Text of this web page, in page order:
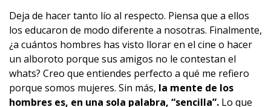
Deja de hacer tanto lío al respecto. Piensa que a ellos
los educaron de modo diferente a nosotras. Finalmente,
¿a cuántos hombres has visto llorar en el cine o hacer
un alboroto porque sus amigos no le contestan el
whats? Creo que entiendes perfecto a qué me refiero
porque somos mujeres. Sin más, la mente de los
hombres es, en una sola palabra, “sencilla”. Lo que